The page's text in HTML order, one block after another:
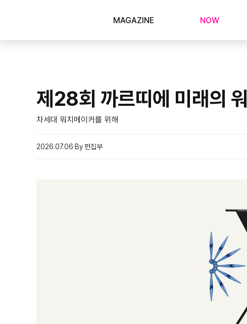
MAGAZINE NOW
제28회 까르띠에 미래의
차세대 워치메이커를 위해
2026.07.06 By 편집부